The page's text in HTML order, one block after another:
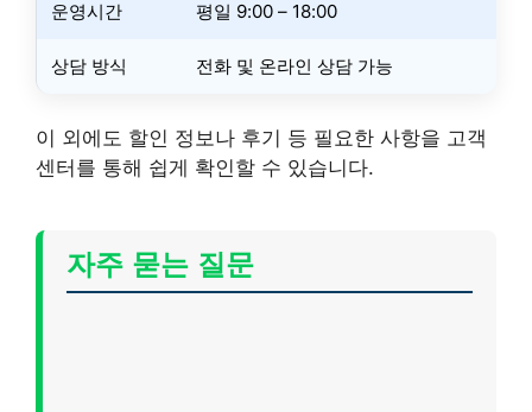
운영시간 평일 9:00 – 18:00
상담 방식 전화 및 온라인 상담 가능
이 외에도 할인 정보나 후기 등 필요한 사항을 고객
센터를 통해 쉽게 확인할 수 있습니다.
자주 묻는 질문